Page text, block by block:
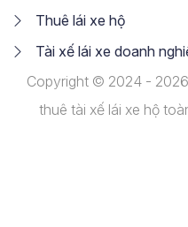
Thuê lái xe hộ
Tài xế lái xe doanh
Copyright © 2024 - 2026
thuê tài xế lái xe hộ